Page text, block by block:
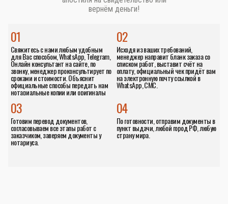
вернём деньги!
01
Свяжитесь с нами любым удобным
для Вас способом, WhatsApp, Telegram,
Онлайн консультант на сайте, по
звонку, менеджер проконсультирует по
сроками и стоимости. Объяснит
официальные способы передать нам
нотариальные копии или оригиналы
02
Исходя из ваших требований,
менеджер направит бланк заказа со
списком работ, выставит счёт на
оплату, официальный чек придёт вам
на электронную почту ссылкой в
WhatsApp, СМС.
04
По готовности, отправим документы в
пункт выдачи, любой город РФ, любую
страну мира.
03
Готовим перевод документов,
согласовываем все этапы работ с
заказчиком, заверяем документы у
нотариуса.